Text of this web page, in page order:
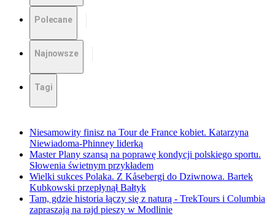
Polecane
Najnowsze
Tagi
Niesamowity finisz na Tour de France kobiet. Katarzyna
Niewiadoma-Phinney liderką
Master Plany szansą na poprawę kondycji polskiego sportu.
Słowenia świetnym przykładem
Wielki sukces Polaka. Z Kåsebergi do Dziwnowa. Bartek
Kubkowski przepłynął Bałtyk
Tam, gdzie historia łączy się z naturą - TrekTours i Columbia
zapraszają na rajd pieszy w Modlinie